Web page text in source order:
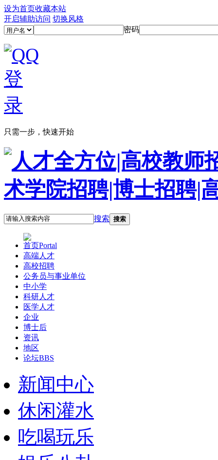
设为首页收藏本站
开启辅助访问 切换风格
密码
只需一步，快速开始
搜索 搜索
首页Portal
高端人才
高校招聘
公务员与事业单位
中小学
科研人才
医学人才
企业
博士后
资讯
地区
论坛BBS
新闻中心
休闲灌水
吃喝玩乐